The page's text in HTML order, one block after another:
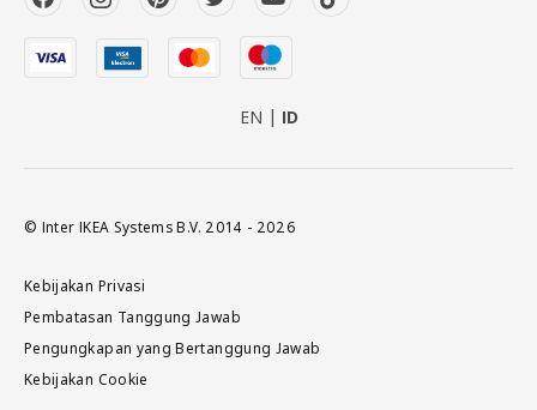
EN ID
© Inter IKEA Systems B.V. 2014 - 2026
Kebijakan Privasi
Pembatasan Tanggung Jawab
Pengungkapan yang Bertanggung Jawab
Kebijakan Cookie